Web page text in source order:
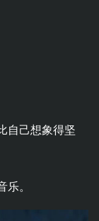
自己想象得坚
。